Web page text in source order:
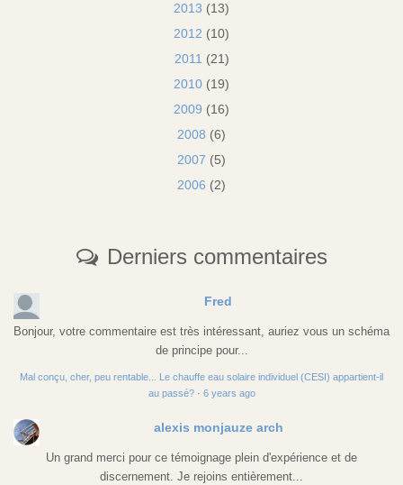
2013 (13)
2012 (10)
2011 (21)
2010 (19)
2009 (16)
2008 (6)
2007 (5)
2006 (2)
Derniers commentaires
Fred
Bonjour, votre commentaire est très intéressant, auriez vous un schéma
de principe pour...
Mal conçu, cher, peu rentable... Le chauffe eau solaire individuel (CESI) appartient-il
au passé?· 6 years ago
alexis monjauze arch
Un grand merci pour ce témoignage plein d'expérience et de
discernement. Je rejoins entièrement...